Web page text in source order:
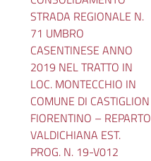
STRADA REGIONALE N.
71 UMBRO
CASENTINESE ANNO
2019 NEL TRATTO IN
LOC. MONTECCHIO IN
COMUNE DI CASTIGLION
FIORENTINO – REPARTO
VALDICHIANA EST.
PROG. N. 19-V012